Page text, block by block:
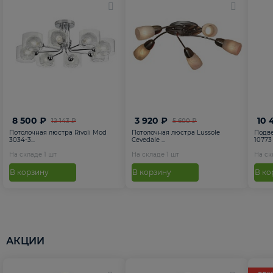
12 143 ₽
8 500 ₽
Потолочная люстра Rivoli Mod
3034-3...
На складе 1 шт
В корзину
5 600 ₽
3 920 ₽
Потолочная люстра Lussole
Cevedale ...
На складе 1 шт
В корзину
10
10773
На
В
АКЦИИ